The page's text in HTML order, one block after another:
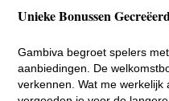
Unieke Bonussen
Gambiva begroet spelers
aanbiedingen. De
verkennen. Wat me